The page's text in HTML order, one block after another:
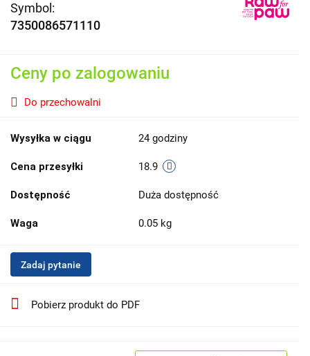
Symbol:
7350086571110
Ceny po zalogowaniu
Do przechowalni
Wysyłka w ciągu 24 godziny
Cena przesyłki 18.9
Dostępność Duża dostępność
Waga 0.05 kg
Zadaj pytanie
Pobierz produkt do PDF